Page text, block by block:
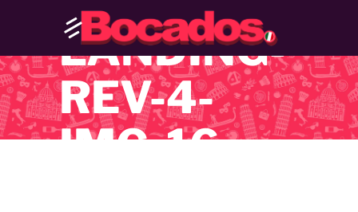
LANDING-
REV-4-
IMG-16